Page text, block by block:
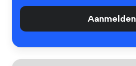
Aanmelden